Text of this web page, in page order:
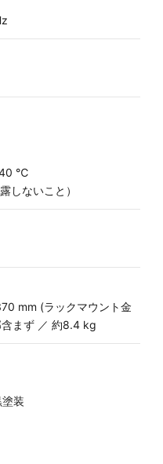
40 ℃
しないこと）
mm (ラックマウント金
まず ／ 約8.4 kg
装